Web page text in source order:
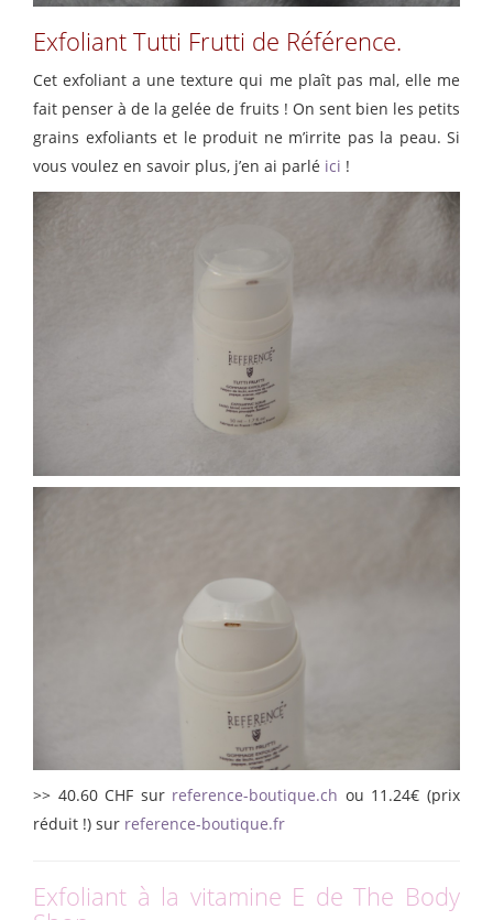
Exfoliant Tutti Frutti de Référence.
Cet exfoliant a une texture qui me plaît pas mal, elle me
fait penser à de la gelée de fruits ! On sent bien les petits
grains exfoliants et le produit ne m’irrite pas la peau. Si
vous voulez en savoir plus, j’en ai parlé ici !
>> 40.60 CHF sur reference-boutique.ch ou 11.24€ (prix
réduit !) sur reference-boutique.fr
Exfoliant à la vitamine E de The Body